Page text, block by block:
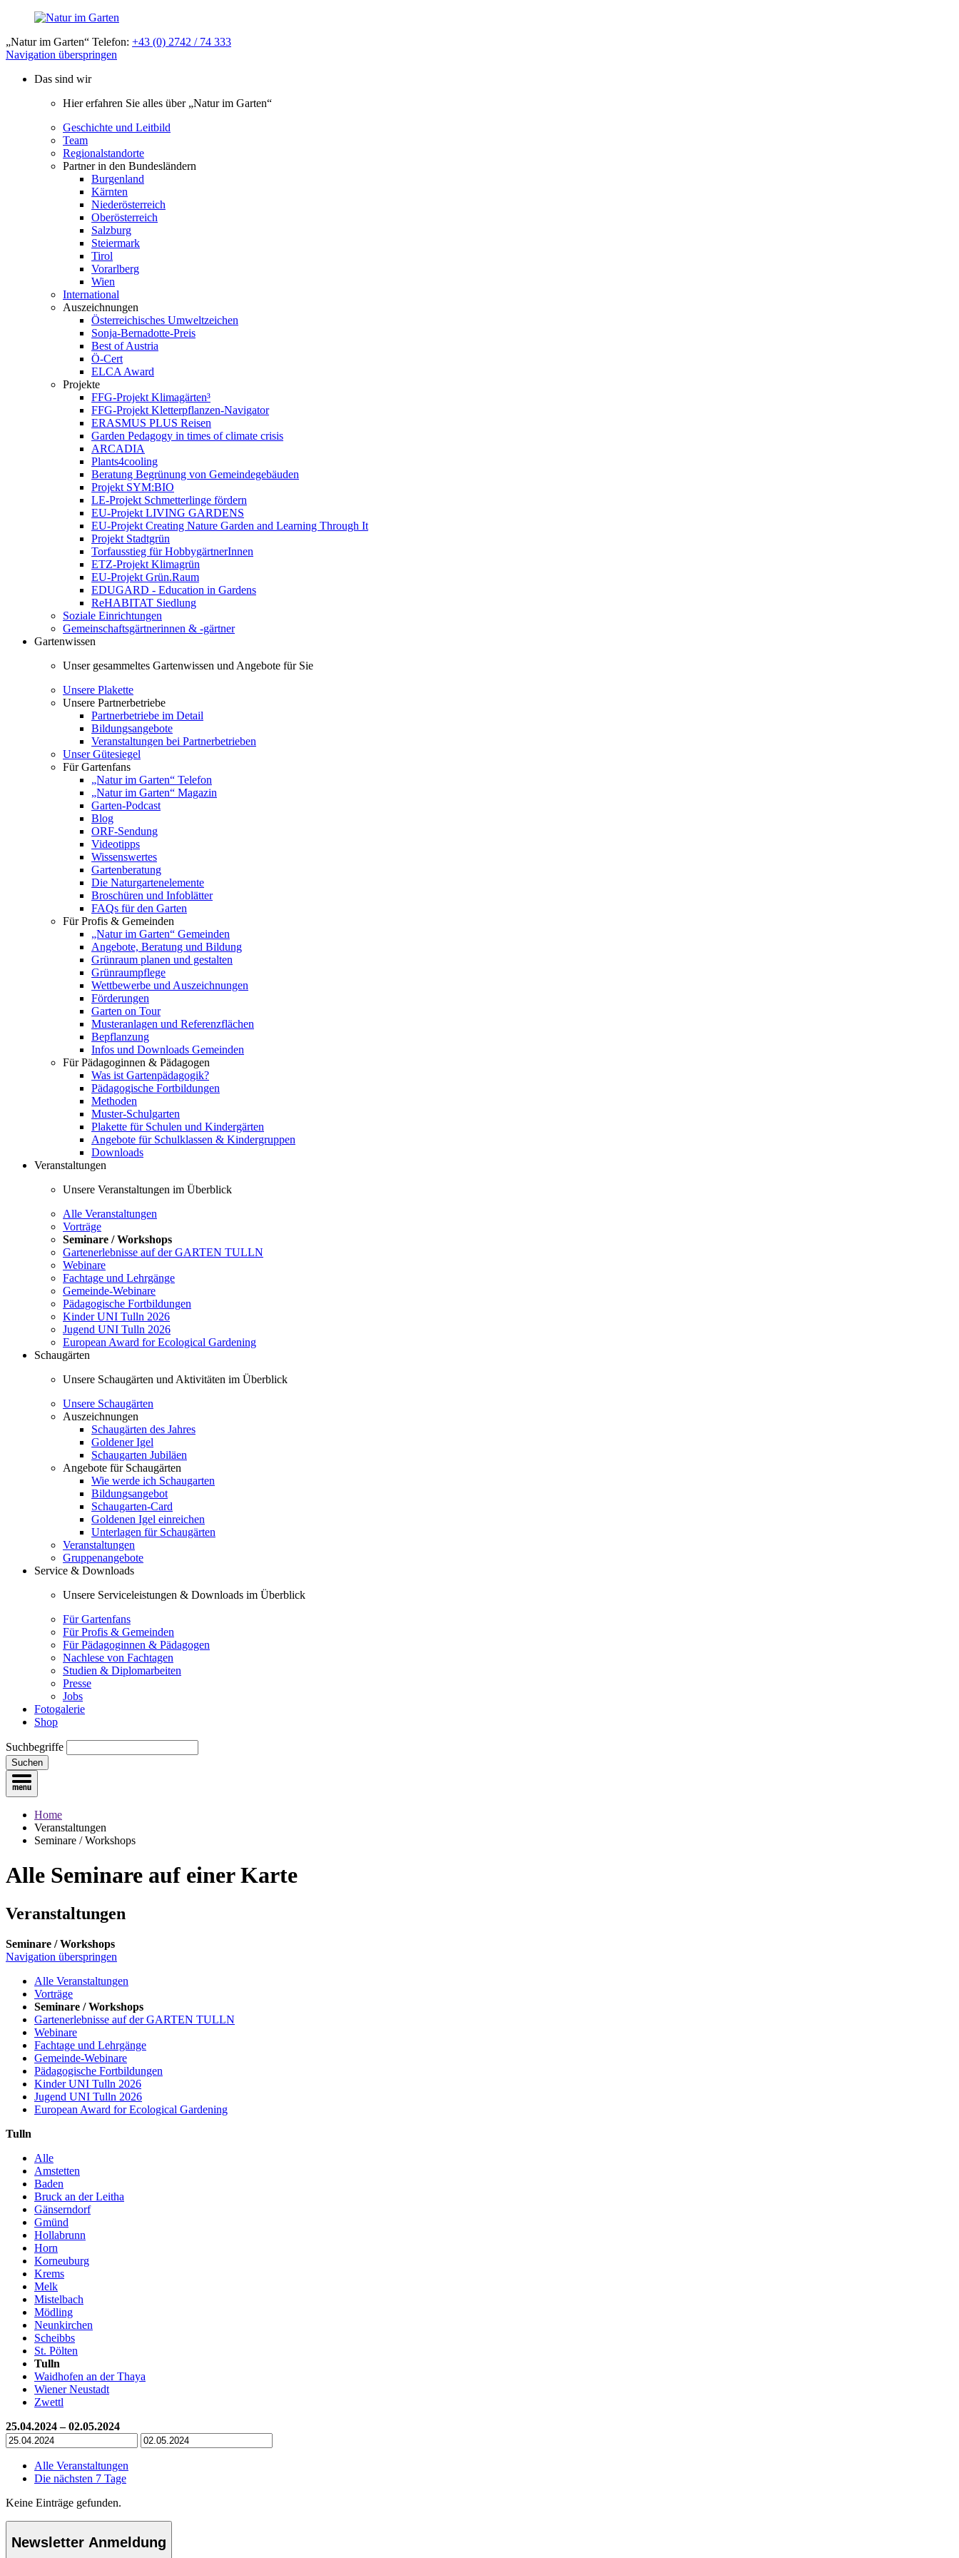
„Natur im Garten“ Telefon: +43 (0) 2742 / 74 333
Navigation überspringen
Das sind wir
Hier erfahren Sie alles über „Natur im Garten“
Geschichte und Leitbild
Team
Regionalstandorte
Partner in den Bundesländern
Burgenland
Kärnten
Niederösterreich
Oberösterreich
Salzburg
Steiermark
Tirol
Vorarlberg
Wien
International
Auszeichnungen
Österreichisches Umweltzeichen
Sonja-Bernadotte-Preis
Best of Austria
Ö-Cert
ELCA Award
Projekte
FFG-Projekt Klimagärten³
FFG-Projekt Kletterpflanzen-Navigator
ERASMUS PLUS Reisen
Garden Pedagogy in times of climate crisis
ARCADIA
Plants4cooling
Beratung Begrünung von Gemeindegebäuden
Projekt SYM:BIO
LE-Projekt Schmetterlinge fördern
EU-Projekt LIVING GARDENS
EU-Projekt Creating Nature Garden and Learning Through It
Projekt Stadtgrün
Torfausstieg für HobbygärtnerInnen
ETZ-Projekt Klimagrün
EU-Projekt Grün.Raum
EDUGARD - Education in Gardens
ReHABITAT Siedlung
Soziale Einrichtungen
Gemeinschaftsgärtnerinnen & -gärtner
Gartenwissen
Unser gesammeltes Gartenwissen und Angebote für Sie
Unsere Plakette
Unsere Partnerbetriebe
Partnerbetriebe im Detail
Bildungsangebote
Veranstaltungen bei Partnerbetrieben
Unser Gütesiegel
Für Gartenfans
„Natur im Garten“ Telefon
„Natur im Garten“ Magazin
Garten-Podcast
Blog
ORF-Sendung
Videotipps
Wissenswertes
Gartenberatung
Die Naturgartenelemente
Broschüren und Infoblätter
FAQs für den Garten
Für Profis & Gemeinden
„Natur im Garten“ Gemeinden
Angebote, Beratung und Bildung
Grünraum planen und gestalten
Grünraumpflege
Wettbewerbe und Auszeichnungen
Förderungen
Garten on Tour
Musteranlagen und Referenzflächen
Bepflanzung
Infos und Downloads Gemeinden
Für Pädagoginnen & Pädagogen
Was ist Gartenpädagogik?
Pädagogische Fortbildungen
Methoden
Muster-Schulgarten
Plakette für Schulen und Kindergärten
Angebote für Schulklassen & Kindergruppen
Downloads
Veranstaltungen
Unsere Veranstaltungen im Überblick
Alle Veranstaltungen
Vorträge
Seminare / Workshops
Gartenerlebnisse auf der GARTEN TULLN
Webinare
Fachtage und Lehrgänge
Gemeinde-Webinare
Pädagogische Fortbildungen
Kinder UNI Tulln 2026
Jugend UNI Tulln 2026
European Award for Ecological Gardening
Schaugärten
Unsere Schaugärten und Aktivitäten im Überblick
Unsere Schaugärten
Auszeichnungen
Schaugärten des Jahres
Goldener Igel
Schaugarten Jubiläen
Angebote für Schaugärten
Wie werde ich Schaugarten
Bildungsangebot
Schaugarten-Card
Goldenen Igel einreichen
Unterlagen für Schaugärten
Veranstaltungen
Gruppenangebote
Service & Downloads
Unsere Serviceleistungen & Downloads im Überblick
Für Gartenfans
Für Profis & Gemeinden
Für Pädagoginnen & Pädagogen
Nachlese von Fachtagen
Studien & Diplomarbeiten
Presse
Jobs
Fotogalerie
Shop
Suchbegriffe
Suchen
Home
Veranstaltungen
Seminare / Workshops
Alle Seminare auf einer Karte
Veranstaltungen
Seminare / Workshops
Navigation überspringen
Alle Veranstaltungen
Vorträge
Seminare / Workshops
Gartenerlebnisse auf der GARTEN TULLN
Webinare
Fachtage und Lehrgänge
Gemeinde-Webinare
Pädagogische Fortbildungen
Kinder UNI Tulln 2026
Jugend UNI Tulln 2026
European Award for Ecological Gardening
Tulln
Alle
Amstetten
Baden
Bruck an der Leitha
Gänserndorf
Gmünd
Hollabrunn
Horn
Korneuburg
Krems
Melk
Mistelbach
Mödling
Neunkirchen
Scheibbs
St. Pölten
Tulln
Waidhofen an der Thaya
Wiener Neustadt
Zwettl
25.04.2024 – 02.05.2024
Alle Veranstaltungen
Die nächsten 7 Tage
Keine Einträge gefunden.
Newsletter Anmeldung